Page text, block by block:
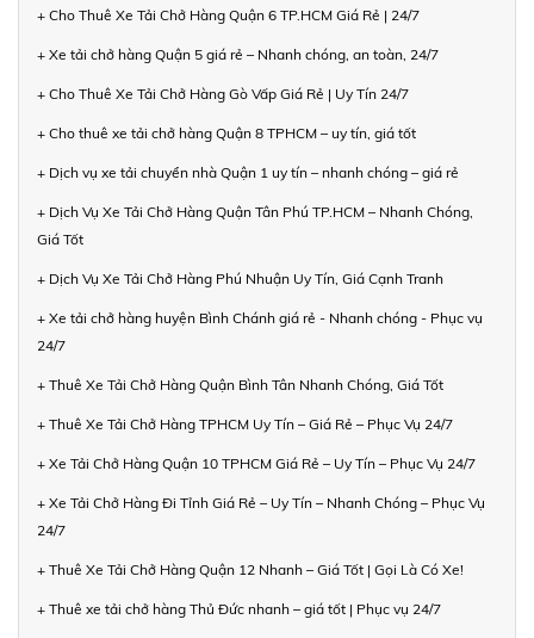
+ Cho Thuê Xe Tải Chở Hàng Quận 6 TP.HCM Giá Rẻ | 24/7
+ Xe tải chở hàng Quận 5 giá rẻ – Nhanh chóng, an toàn, 24/7
+ Cho Thuê Xe Tải Chở Hàng Gò Vấp Giá Rẻ | Uy Tín 24/7
+ Cho thuê xe tải chở hàng Quận 8 TPHCM – uy tín, giá tốt
+ Dịch vụ xe tải chuyển nhà Quận 1 uy tín – nhanh chóng – giá rẻ
+ Dịch Vụ Xe Tải Chở Hàng Quận Tân Phú TP.HCM – Nhanh Chóng,
Giá Tốt
+ Dịch Vụ Xe Tải Chở Hàng Phú Nhuận Uy Tín, Giá Cạnh Tranh
+ Xe tải chở hàng huyện Bình Chánh giá rẻ - Nhanh chóng - Phục vụ
24/7
+ Thuê Xe Tải Chở Hàng Quận Bình Tân Nhanh Chóng, Giá Tốt
+ Thuê Xe Tải Chở Hàng TPHCM Uy Tín – Giá Rẻ – Phục Vụ 24/7
+ Xe Tải Chở Hàng Quận 10 TPHCM Giá Rẻ – Uy Tín – Phục Vụ 24/7
+ Xe Tải Chở Hàng Đi Tỉnh Giá Rẻ – Uy Tín – Nhanh Chóng – Phục Vụ
24/7
+ Thuê Xe Tải Chở Hàng Quận 12 Nhanh – Giá Tốt | Gọi Là Có Xe!
+ Thuê xe tải chở hàng Thủ Đức nhanh – giá tốt | Phục vụ 24/7